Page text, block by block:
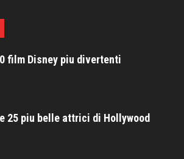
film Disney piu divertenti
25 piu belle attrici di Hollywood